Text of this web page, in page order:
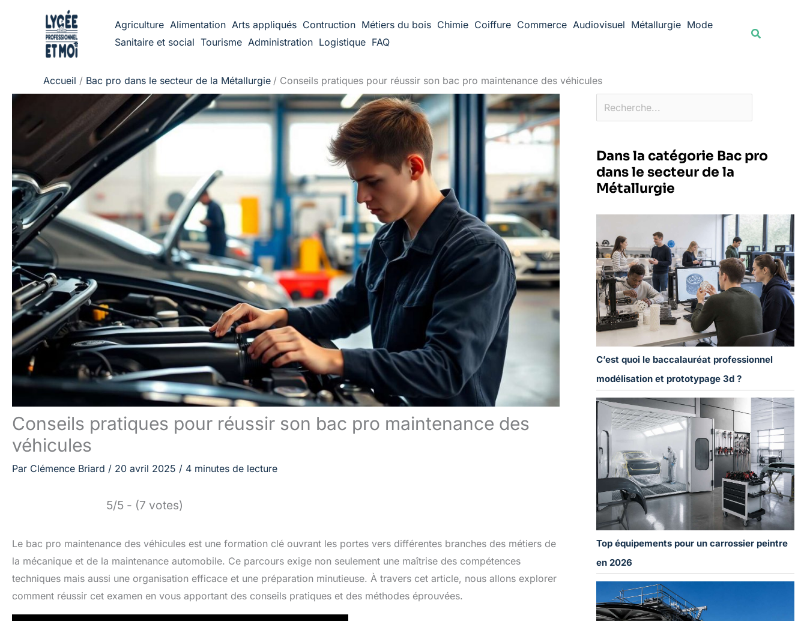
Agriculture Alimentation Arts appliqués Contruction Métiers du bois Chimie Coiffure Commerce Audiovisuel Métallurgie Mode
Sanitaire et social Tourisme Administration Logistique FAQ
Accueil Bac pro dans le secteur de la Métallurgie Conseils pratiques pour réussir son bac pro maintenance des véhicules
Conseils pratiques pour réussir son bac pro maintenance des
véhicules
Par Clémence Briard / 20 avril 2025 / 4 minutes de lecture
5/5 - (7 votes)
Le bac pro maintenance des véhicules est une formation clé ouvrant les portes vers différentes branches des métiers de
la mécanique et de la maintenance automobile. Ce parcours exige non seulement une maîtrise des compétences
techniques mais aussi une organisation efficace et une préparation minutieuse. À travers cet article, nous allons explorer
comment réussir cet examen en vous apportant des conseils pratiques et des méthodes éprouvées.
Dans la catégorie Bac pro
dans le secteur de la
Métallurgie
C’est quoi le baccalauréat professionnel
modélisation et prototypage 3d ?
Top équipements pour un carrossier peintre
en 2026